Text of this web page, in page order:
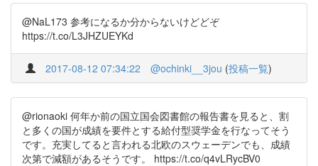
@NaL173 参考になるか分からないけどどぞ
https://t.co/L3JHZUEYKd
2017-08-12 07:34:22 @ochinki__3jou (投稿一覧)
@rionaoki 何年か前の国立国会図書館の報告書を見ると、割
と多くの国が成績を要件とする給付型奨学金を行なってそう
です。充実してると言われる北欧のスウェーデンでも、成績
次第で減額があるそうです。 https://t.co/q4vLRycBV0